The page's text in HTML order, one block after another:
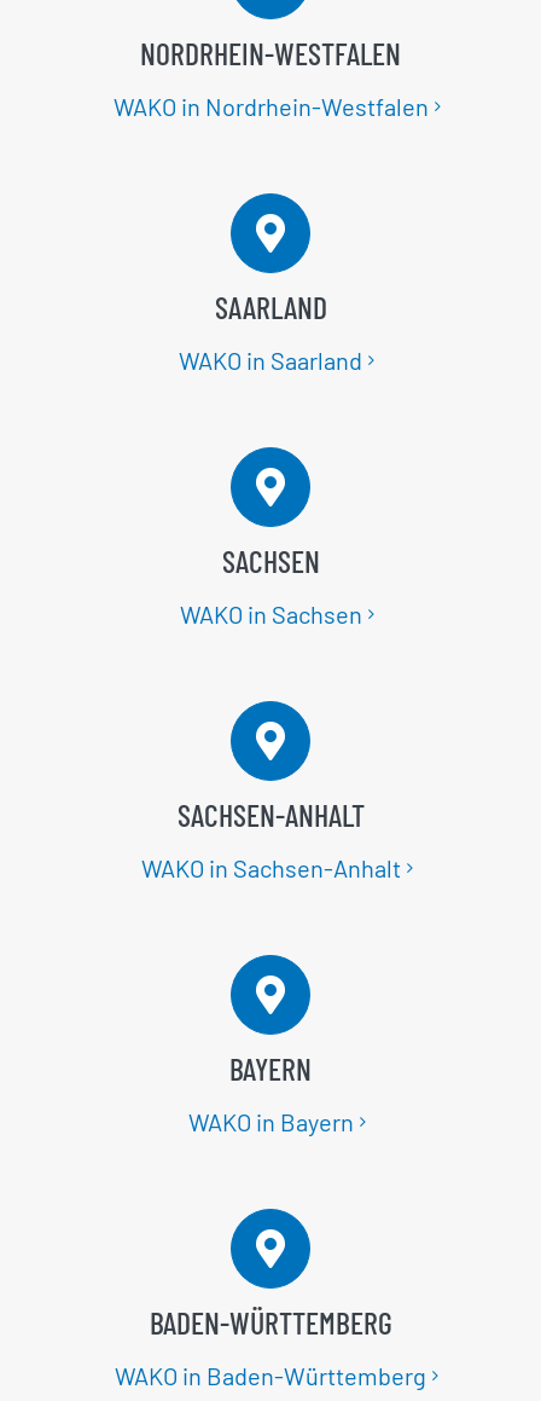
NORDRHEIN-WESTFALEN
WAKO in Nordrhein-Westfalen
SAARLAND
WAKO in Saarland
SACHSEN
WAKO in Sachsen
SACHSEN-ANHALT
WAKO in Sachsen-Anhalt
BAYERN
WAKO in Bayern
BADEN-WÜRTTEMBERG
WAKO in Baden-Württemberg